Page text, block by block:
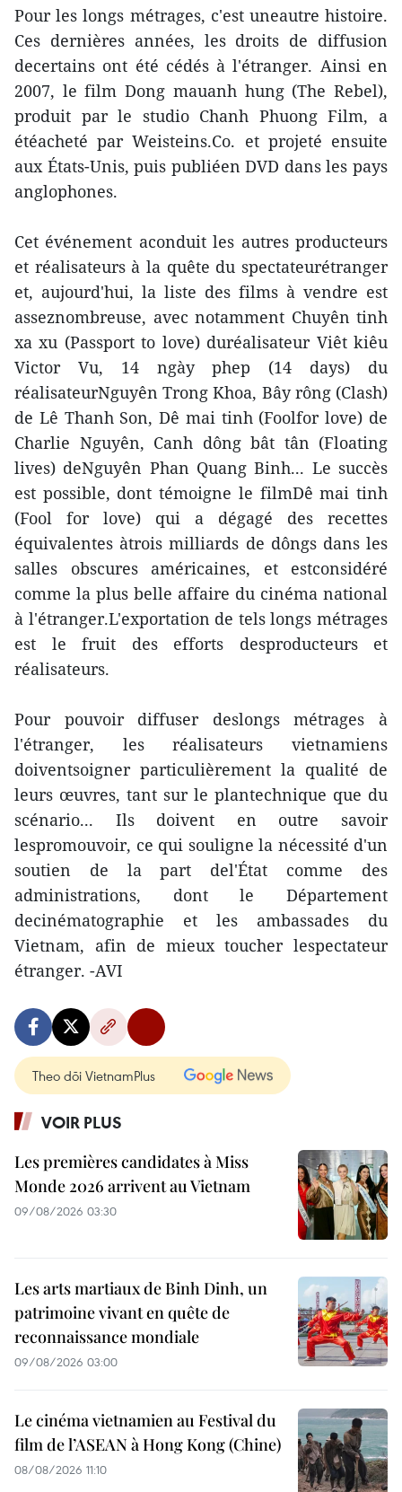
Pour les longs métrages, c'est uneautre histoire.
Ces dernières années, les droits de diffusion
decertains ont été cédés à l'étranger. Ainsi en
2007, le film Dong mauanh hung (The Rebel),
produit par le studio Chanh Phuong Film, a
étéacheté par Weisteins.Co. et projeté ensuite
aux États-Unis, puis publiéen DVD dans les pays
anglophones.
Cet événement aconduit les autres producteurs
et réalisateurs à la quête du spectateurétranger
et, aujourd'hui, la liste des films à vendre est
asseznombreuse, avec notamment Chuyên tinh
xa xu (Passport to love) duréalisateur Viêt kiêu
Victor Vu, 14 ngày phep (14 days) du
réalisateurNguyên Trong Khoa, Bây rông (Clash)
de Lê Thanh Son, Dê mai tinh (Foolfor love) de
Charlie Nguyên, Canh dông bât tân (Floating
lives) deNguyên Phan Quang Binh... Le succès
est possible, dont témoigne le filmDê mai tinh
(Fool for love) qui a dégagé des recettes
équivalentes àtrois milliards de dôngs dans les
salles obscures américaines, et estconsidéré
comme la plus belle affaire du cinéma national
à l'étranger.L'exportation de tels longs métrages
est le fruit des efforts desproducteurs et
réalisateurs.
Pour pouvoir diffuser deslongs métrages à
l'étranger, les réalisateurs vietnamiens
doiventsoigner particulièrement la qualité de
leurs œuvres, tant sur le plantechnique que du
scénario... Ils doivent en outre savoir
lespromouvoir, ce qui souligne la nécessité d'un
soutien de la part del'État comme des
administrations, dont le Département
decinématographie et les ambassades du
Vietnam, afin de mieux toucher lespectateur
étranger. -AVI
Theo dõi VietnamPlus
VOIR PLUS
Les premières candidates à Miss
Monde 2026 arrivent au Vietnam
09/08/2026 03:30
Les arts martiaux de Binh Dinh, un
patrimoine vivant en quête de
reconnaissance mondiale
09/08/2026 03:00
Le cinéma vietnamien au Festival du
film de l’ASEAN à Hong Kong (Chine)
08/08/2026 11:10